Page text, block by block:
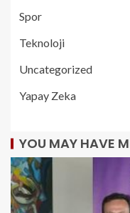
Spor
Teknoloji
Uncategorized
Yapay Zeka
YOU MAY HAVE